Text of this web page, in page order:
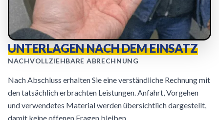
UNTERLAGEN NACH DEM EINSATZ
NACHVOLLZIEHBARE ABRECHNUNG
Nach Abschluss erhalten Sie eine verständliche Rechnung mit
den tatsächlich erbrachten Leistungen. Anfahrt, Vorgehen
und verwendetes Material werden übersichtlich dargestellt,
damit keine offenen Fragen bleiben.